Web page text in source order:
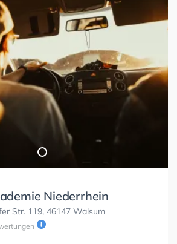
Niederrhein
Str. 119, 46147 Walsum